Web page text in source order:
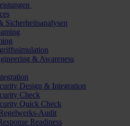
Sicherheitsanalysen
& Awareness
Design & Integration
Check
Quick Check
Audit
Readiness